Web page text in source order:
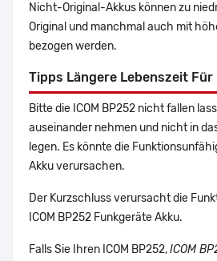
Nicht-Original-Akkus können zu
Original und manchmal auch mit
bezogen werden.
Tipps Längere Lebenszeit Für
Bitte die ICOM BP252 nicht fallen
auseinander nehmen und nicht in
legen. Es könnte die
Akku verursachen.
Der Kurzschluss verursacht die
ICOM BP252 Funkgeräte Akku.
Falls Sie Ihren ICOM BP252,ICOM